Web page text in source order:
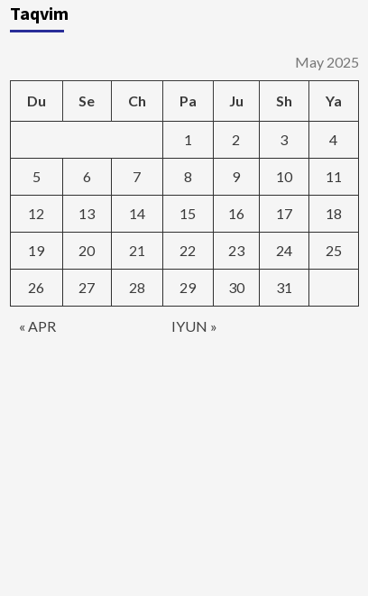
Taqvim
May 2025
Du Se Ch Pa Ju Sh Ya
« APR IYUN »
1 2 3 4
5 6 7 8 9 10 11
12 13 14 15 16 17 18
19 20 21 22 23 24 25
26 27 28 29 30 31